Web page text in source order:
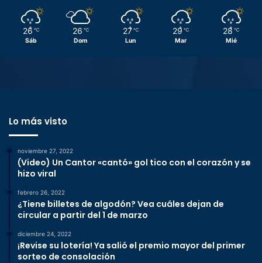
26 ℃
Sáb
26 ℃
Dom
27 ℃
Lun
29 ℃
Mar
28 ℃
Mié
Lo más visto
noviembre 27, 2022
(Video) Un Cantor «cantó» gol tico con el corazón y se
hizo viral
febrero 26, 2022
¿Tiene billetes de algodón? Vea cuáles dejan de
circular a partir del 1 de marzo
diciembre 24, 2022
¡Revise su lotería! Ya salió el premio mayor del primer
sorteo de consolación